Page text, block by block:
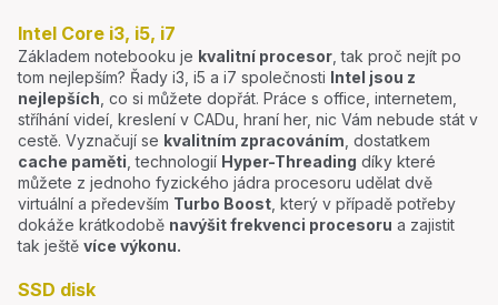
Intel Core i3, i5, i7
Základem notebooku je kvalitní procesor , tak proč nejít po
tom nejlepším? Řady i3, i5 a i7 společnosti Intel jsou z
nejlepších , co si můžete dopřát. Práce s office, internetem,
stříhání videí, kreslení v CADu, hraní her, nic Vám nebude stát v
cestě. Vyznačují se kvalitním zpracováním , dostatkem
cache paměti , technologií Hyper-Threading díky které
můžete z jednoho fyzického jádra procesoru udělat dvě
virtuální a především Turbo Boost , který v případě potřeby
dokáže krátkodobě navýšit frekvenci procesoru a zajistit
tak ještě více výkonu.
SSD disk